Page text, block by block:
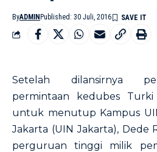
ByADMIN Published: 30 Juli, 2016
Setelah dilansirnya
permintaan kedubes
untuk menutup Kampus
Jakarta (UIN Jakarta), Dede
perguruan tinggi milik